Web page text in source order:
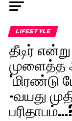
LIFESTYLE
தீடிர்
முளைத்த
‘மிரண்டு
-வயது